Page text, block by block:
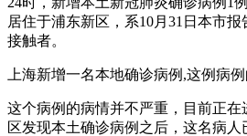
居住于浦东新区，系10月31日本市
接触者。
上海新增一名本地确诊病例,这例病
这个病例的病情并不严重，目前正
区发现本土确诊病例之后，这名病